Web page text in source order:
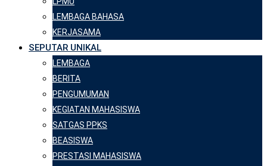
LEMBAGA BAHASA
KERJASAMA
SEPUTAR UNIKAL
LEMBAGA
BERITA
PENGUMUMAN
KEGIATAN MAHASISWA
SATGAS PPKS
BEASISWA
PRESTASI MAHASISWA